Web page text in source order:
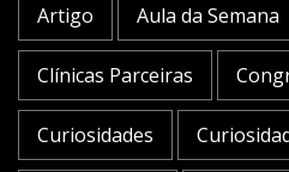
Artigo Aula da Semana
Clínicas Parceiras
Curiosidades